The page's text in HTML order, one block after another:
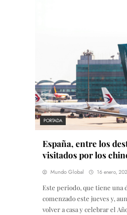
PORTADA
España, entre los
visitados por los
Mundo Global 16 enero,
Este periodo, que tiene una
comenzado este jueves y,
volver a casa y celebrar el